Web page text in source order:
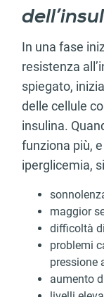
In una fase
resistenza
spiegato,
delle cellule
insulina.
funziona più,
iperglicemia,
maggior
difficoltà
problemi
pressione
aumento